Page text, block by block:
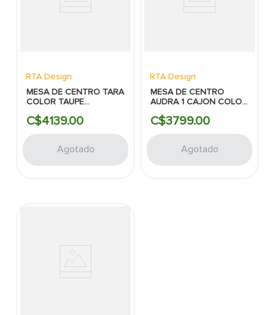
RTA Design
MESA DE CENTRO TARA
COLOR TAUPE
C$4139.00
Agotado
RTA Design
MESA DE CENTRO
AUDRA 1 CAJON COLOR
C$3799.00
Agotado